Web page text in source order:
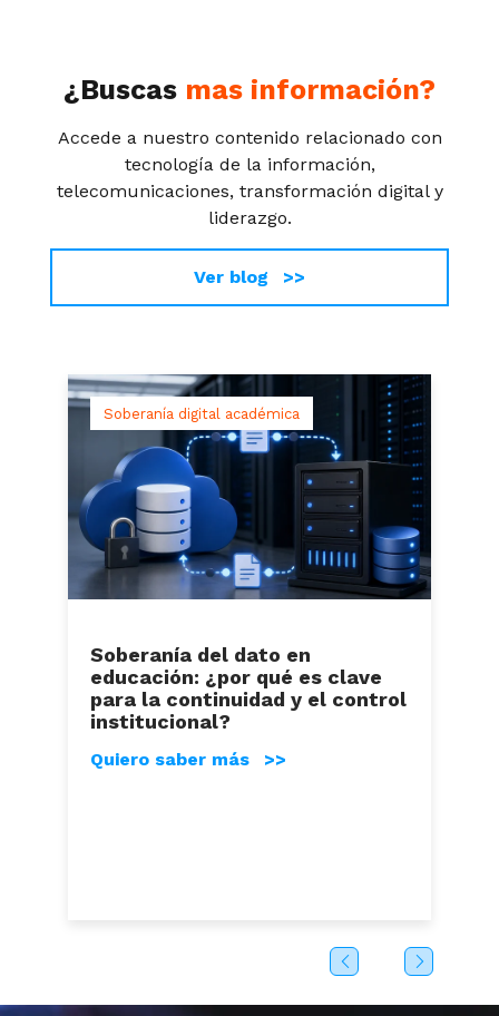
¿Buscas mas información?
Accede a nuestro contenido relacionado con
tecnología de la información,
telecomunicaciones, transformación digital y
liderazgo.
Ver blog >>
Soberanía digital académica
Soberanía del dato en
educación: ¿por qué es clave
para la continuidad y el control
institucional?
Quiero saber más >>